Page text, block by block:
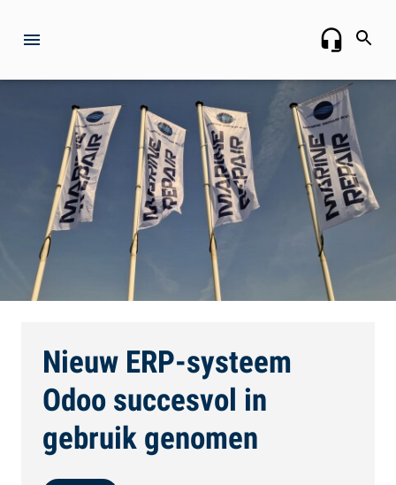
Nieuw ERP-systeem
Odoo succesvol in
gebruik genomen